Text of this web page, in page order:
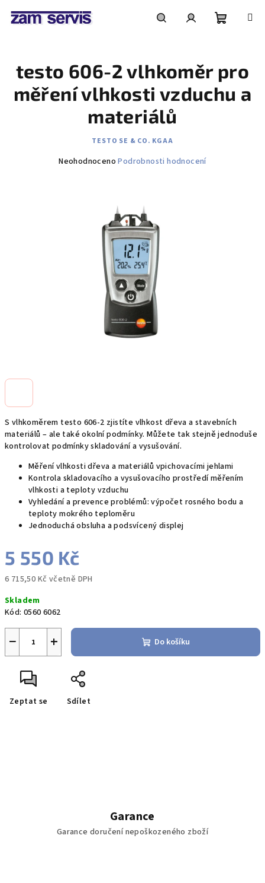
košík
S vlhkoměrem testo 606-2 zjistíte vlhkost dřeva a stavebních
materiálů – ale také okolní podmínky. Můžete tak stejně jednoduše
kontrolovat podmínky skladování a vysušování.
Měření vlhkosti dřeva a materiálů vpichovacími jehlami
Kontrola skladovacího a vysušovacího prostředí měřením
vlhkosti a teploty vzduchu
Vyhledání a prevence problémů: výpočet rosného bodu a
teploty mokrého teploměru
Jednoduchá obsluha a podsvícený displej
5 550 Kč
6 715,50 Kč včetně DPH
cena:
Skladem
Kód: 0560 6062
+
− Do košíku
Zeptat se Sdílet
testo 606-2 vlhkoměr pro
měření vlhkosti vzduchu a
materiálů
TESTO SE & CO. KGAA
Průměrné
Neohodnoceno Podrobnosti hodnocení
Garance
Garance doručení nepoškozeného zboží